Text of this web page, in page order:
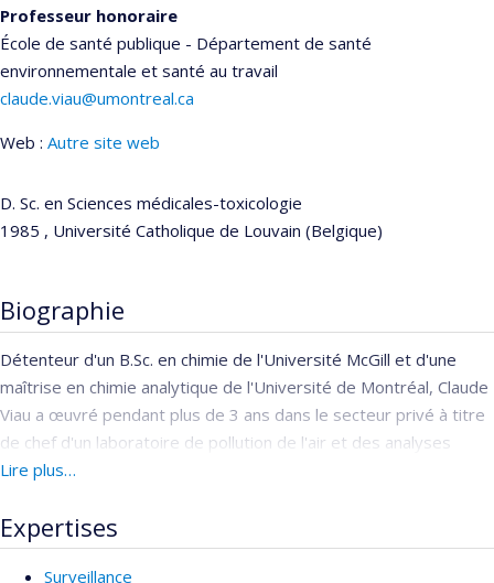
Professeur honoraire
École de santé publique - Département de santé
environnementale et santé au travail
claude.viau@umontreal.ca
Web : Autre site web
D. Sc. en Sciences médicales-toxicologie
1985 , Université Catholique de Louvain (Belgique)
Biographie
Détenteur d'un B.Sc. en chimie de l'Université McGill et d'une
maîtrise en chimie analytique de l'Université de Montréal, Claude
Viau a œuvré pendant plus de 3 ans dans le secteur privé à titre
de chef d'un laboratoire de pollution de l'air et des analyses
spéciales. Il y a fait de l'échantillonnage de cheminées d'usine et
Il a ensuite œuvré à la création des laboratoires de l'Institut de
recherche Robert-Sauvé en santé et en sécurité du travail du
Lire plus…
Expertises
Surveillance